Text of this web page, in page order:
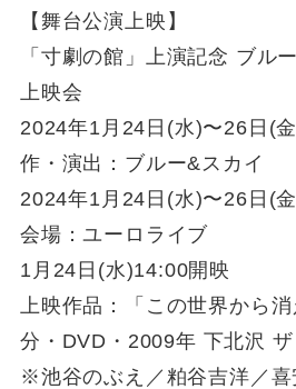
【舞台公演上映】
「寸劇の館」上演記念 ブル
上映会
2024年1月24日(水)〜26日(
作・演出：ブルー&スカイ
2024年1月24日(水)〜26日(
会場：ユーロライブ
1月24日(水)14:00開映
上映作品：「この世界から
分・DVD・2009年 下北沢 ザ
※池谷のぶえ／粕谷吉洋／喜